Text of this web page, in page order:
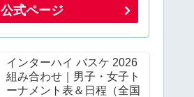
公式ページ
インターハイ バスケ 2026
組み合わせ｜男子・女子ト
ーナメント表＆日程（全国